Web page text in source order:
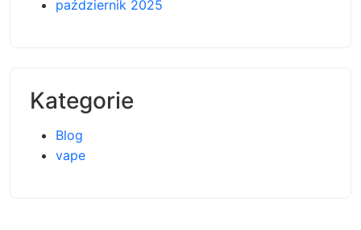
październik 2025
Kategorie
Blog
vape